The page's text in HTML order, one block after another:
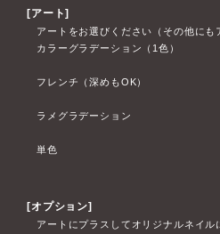
[アート]
アートをお選びください（その他にも
カラーグラデーション（1色）
フレンチ（深めもOK）
ラメグラデーション
単色
[オプション]
アートにプラスしてオリジナルネイ